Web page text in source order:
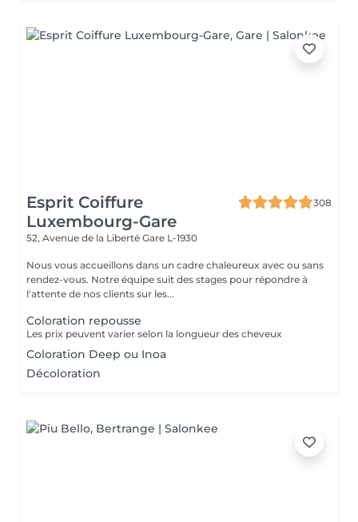
Esprit Coiffure
Luxembourg-Gare
308
52, Avenue de la Liberté Gare L-1930
Nous vous accueillons dans un cadre chaleureux avec ou sans
rendez-vous. Notre équipe suit des stages pour répondre à
l'attente de nos clients sur les...
Coloration repousse
Les prix peuvent varier selon la longueur des cheveux
Coloration Deep ou Inoa
Décoloration